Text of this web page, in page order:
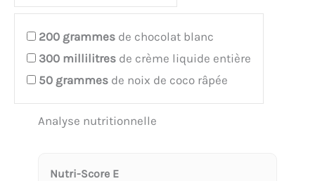
200 grammes de chocolat blanc
300 millilitres de crème liquide entière
50 grammes de noix de coco râpée
Analyse nutritionnelle
Nutri-Score E